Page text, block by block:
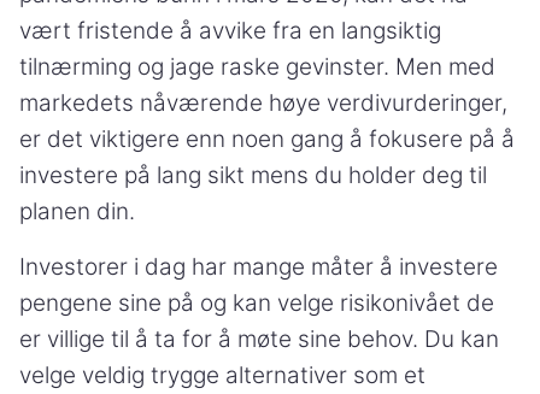
vært fristende å avvike fra en langsiktig
tilnærming og jage raske gevinster. Men med
markedets nåværende høye verdivurderinger,
er det viktigere enn noen gang å fokusere på å
investere på lang sikt mens du holder deg til
planen din.
Investorer i dag har mange måter å investere
pengene sine på og kan velge risikonivået de
er villige til å ta for å møte sine behov. Du kan
velge veldig trygge alternativer som et